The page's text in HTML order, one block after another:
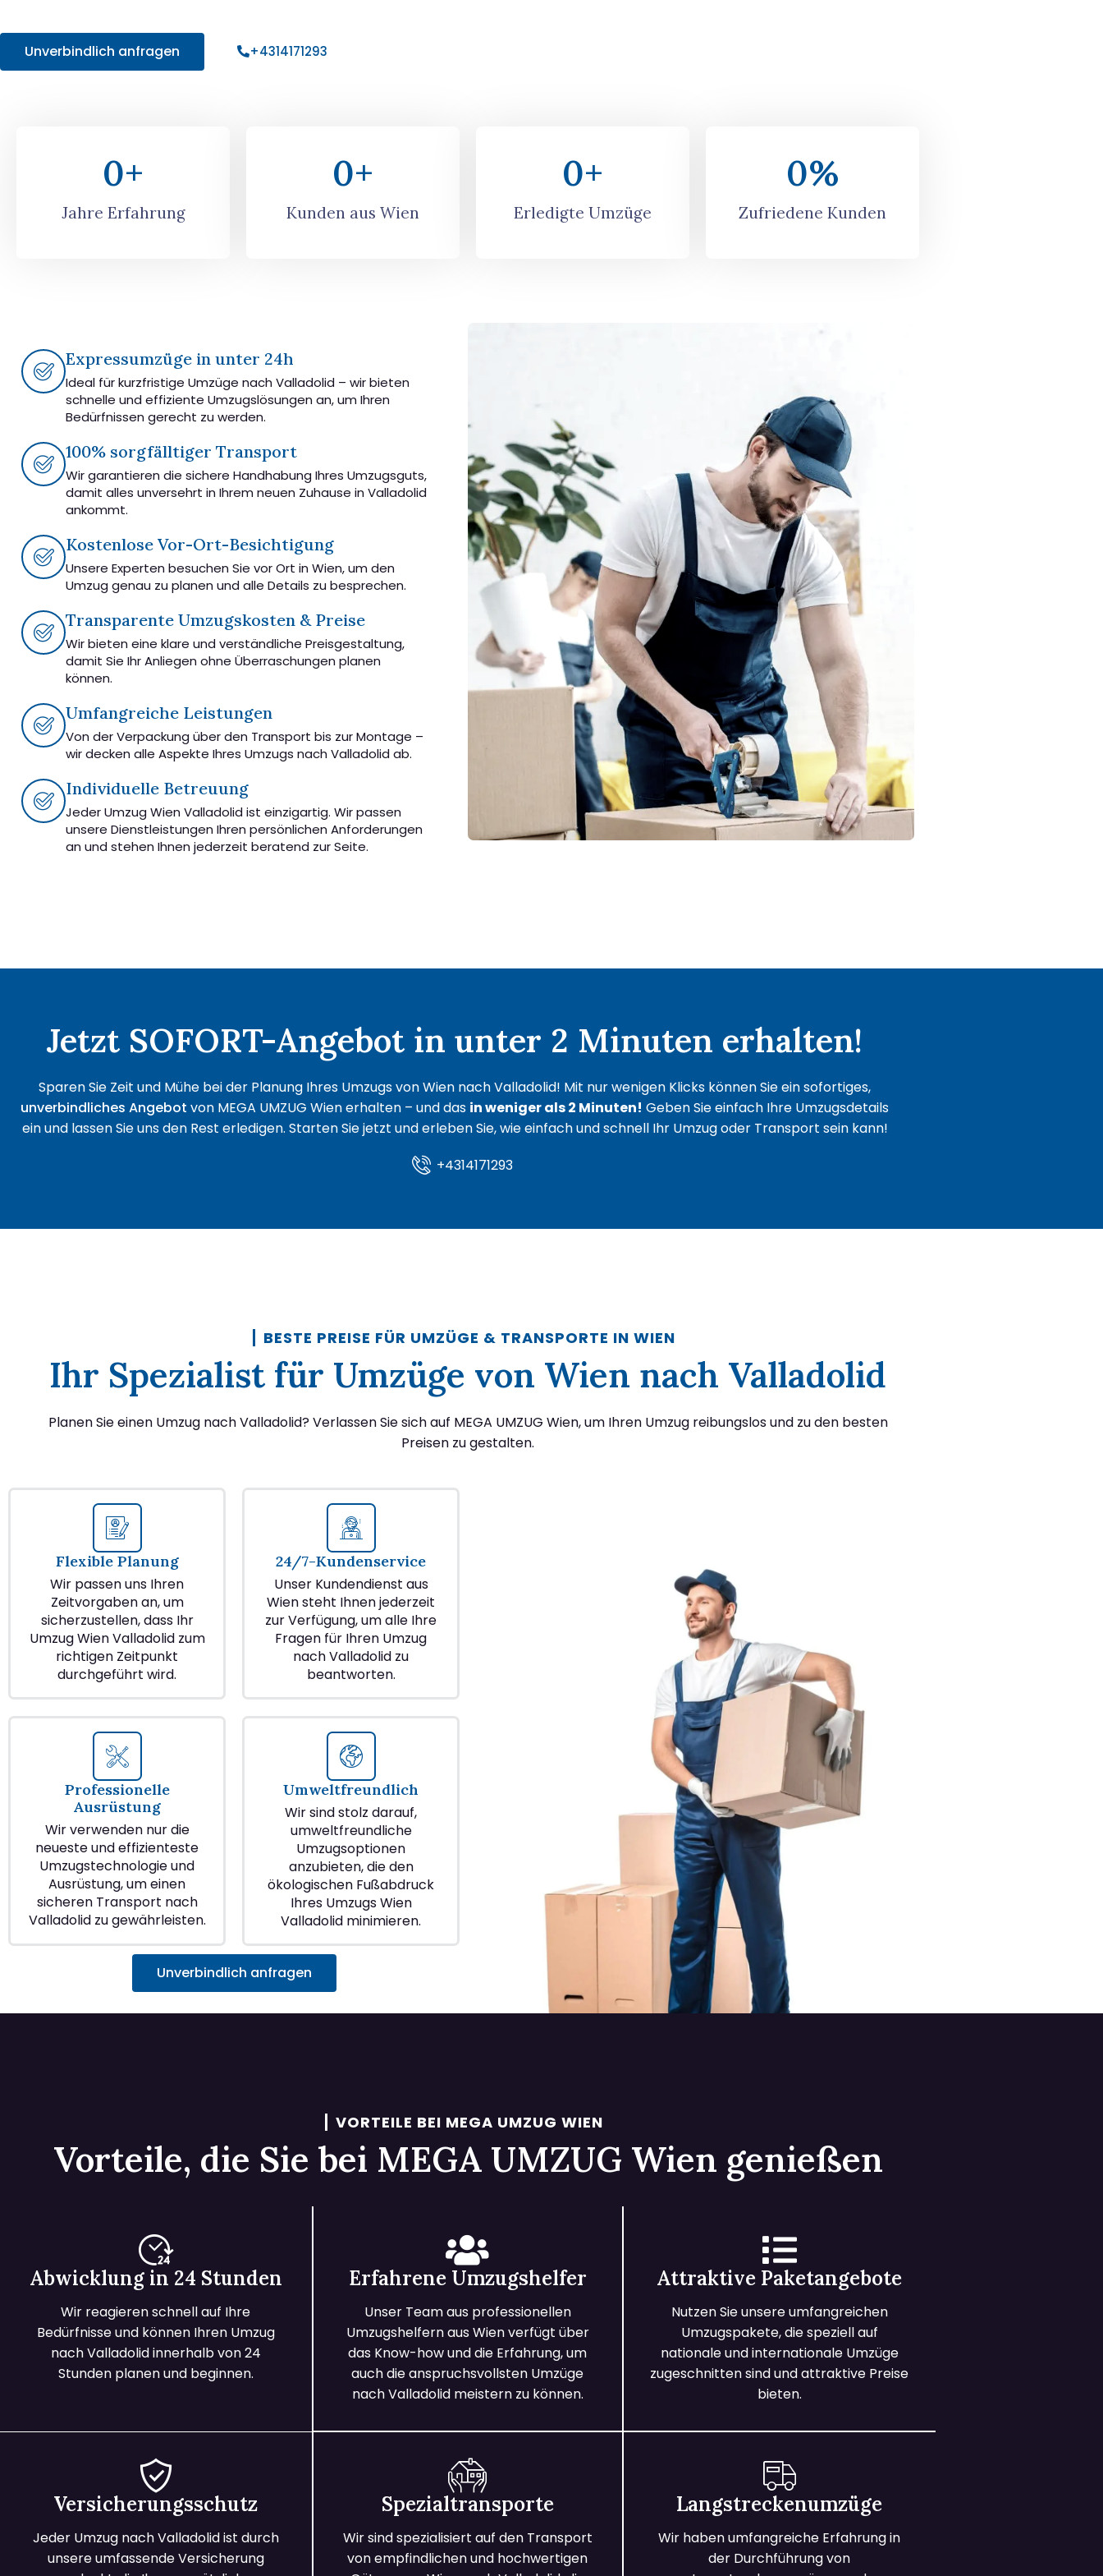
Unverbindlich anfragen +4314171293
Jahre Erfahrung
0+
Kunden aus Wien
0+
Erledigte Umzüge
0+
Zufriedene Kunden
0%
Expressumzüge in unter 24h
Ideal für kurzfristige Umzüge nach Valladolid – wir bieten
schnelle und effiziente Umzugslösungen an, um Ihren
Bedürfnissen gerecht zu werden.
100% sorgfälltiger Transport
Wir garantieren die sichere Handhabung Ihres Umzugsguts,
damit alles unversehrt in Ihrem neuen Zuhause in Valladolid
ankommt.
Kostenlose Vor-Ort-Besichtigung
Unsere Experten besuchen Sie vor Ort in Wien, um den
Umzug genau zu planen und alle Details zu besprechen.
Transparente Umzugskosten & Preise
Wir bieten eine klare und verständliche Preisgestaltung,
damit Sie Ihr Anliegen ohne Überraschungen planen
können.
Umfangreiche Leistungen
Von der Verpackung über den Transport bis zur Montage –
wir decken alle Aspekte Ihres Umzugs nach Valladolid ab.
Individuelle Betreuung
Jeder Umzug Wien Valladolid ist einzigartig. Wir passen
unsere Dienstleistungen Ihren persönlichen Anforderungen
an und stehen Ihnen jederzeit beratend zur Seite.
Jetzt SOFORT-Angebot in unter 2 Minuten erhalten!
Sparen Sie Zeit und Mühe bei der Planung Ihres Umzugs von Wien nach Valladolid! Mit nur wenigen Klicks können Sie ein sofortiges,
unverbindliches Angebot von MEGA UMZUG Wien erhalten – und das in weniger als 2 Minuten! Geben Sie einfach Ihre Umzugsdetails
ein und lassen Sie uns den Rest erledigen. Starten Sie jetzt und erleben Sie, wie einfach und schnell Ihr Umzug oder Transport sein kann!
+4314171293
BESTE PREISE FÜR UMZÜGE & TRANSPORTE IN WIEN
Ihr Spezialist für Umzüge von Wien nach Valladolid
Planen Sie einen Umzug nach Valladolid? Verlassen Sie sich auf MEGA UMZUG Wien, um Ihren Umzug reibungslos und zu den besten
Preisen zu gestalten.
Flexible Planung
Wir passen uns Ihren
Zeitvorgaben an, um
sicherzustellen, dass Ihr
Umzug Wien Valladolid zum
richtigen Zeitpunkt
durchgeführt wird.
24/7-Kundenservice
Unser Kundendienst aus
Wien steht Ihnen jederzeit
zur Verfügung, um alle Ihre
Fragen für Ihren Umzug
nach Valladolid zu
beantworten.
Professionelle
Ausrüstung
Wir verwenden nur die
neueste und effizienteste
Umzugstechnologie und
Ausrüstung, um einen
sicheren Transport nach
Valladolid zu gewährleisten.
Umweltfreundlich
Wir sind stolz darauf,
umweltfreundliche
Umzugsoptionen
anzubieten, die den
ökologischen Fußabdruck
Ihres Umzugs Wien
Valladolid minimieren.
Unverbindlich anfragen
VORTEILE BEI MEGA UMZUG WIEN
Vorteile, die Sie bei MEGA UMZUG Wien genießen
Abwicklung in 24 Stunden
Wir reagieren schnell auf Ihre
Bedürfnisse und können Ihren Umzug
nach Valladolid innerhalb von 24
Stunden planen und beginnen.
Erfahrene Umzugshelfer
Unser Team aus professionellen
Umzugshelfern aus Wien verfügt über
das Know-how und die Erfahrung, um
auch die anspruchsvollsten Umzüge
nach Valladolid meistern zu können.
Attraktive Paketangebote
Nutzen Sie unsere umfangreichen
Umzugspakete, die speziell auf
nationale und internationale Umzüge
zugeschnitten sind und attraktive Preise
bieten.
Versicherungsschutz
Jeder Umzug nach Valladolid ist durch
unsere umfassende Versicherung
Spezialtransporte
Wir sind spezialisiert auf den Transport
von empfindlichen und hochwertigen
Langstreckenumzüge
Wir haben umfangreiche Erfahrung in
der Durchführung von